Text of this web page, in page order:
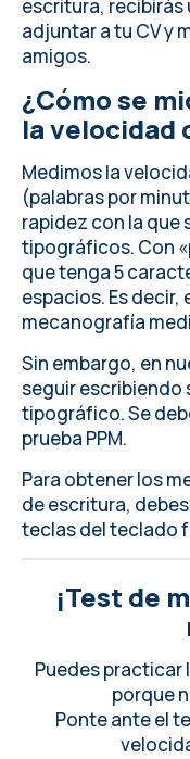
escritura,
adjuntar a tu CV y
amigos.
¿Cómo se
la velocidad
Medimos la
(palabras por
rapidez con la que
tipográficos. Con
que tenga 5
espacios. Es
mecanografía
Sin embargo, en
seguir escribiendo
tipográfico. Se
prueba PPM.
Para obtener los
de escritura, debes
teclas del teclado
¡Test de
Puedes practicar
porque
Ponte ante el